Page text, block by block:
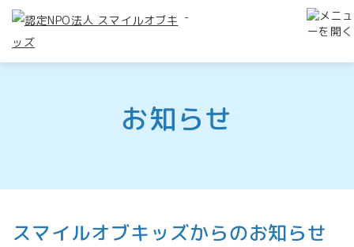
-
お知らせ
スマイルオブキッズからのお知らせ